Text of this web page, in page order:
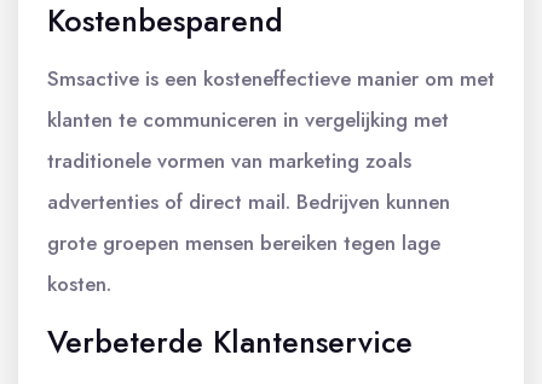
Kostenbesparend
Smsactive is een kosteneffectieve manier om met
klanten te communiceren in vergelijking met
traditionele vormen van marketing zoals
advertenties of direct mail. Bedrijven kunnen
grote groepen mensen bereiken tegen lage
kosten.
Verbeterde Klantenservice